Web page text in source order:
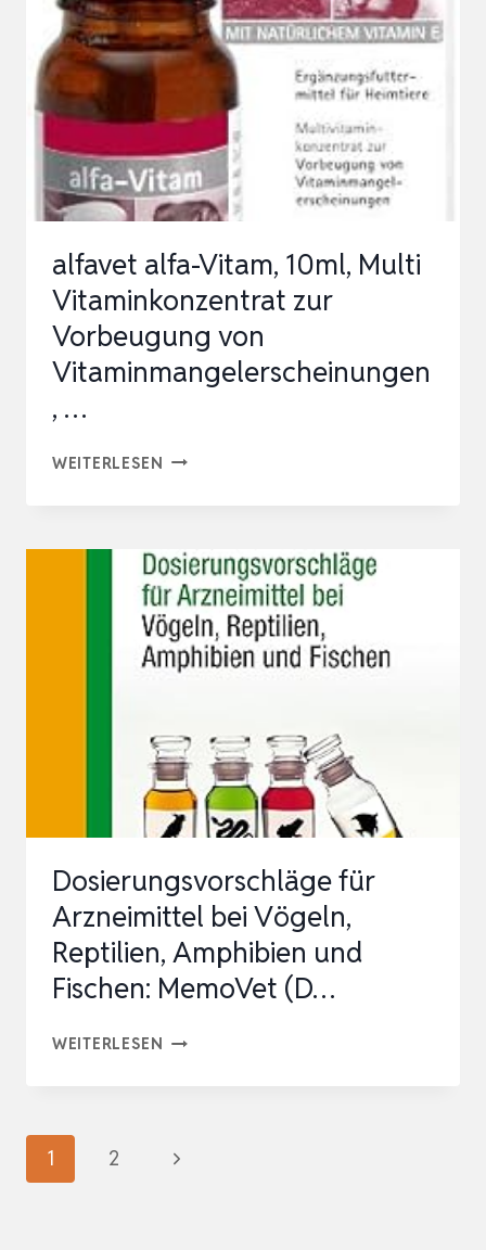
–
UNTERSTÜTZT
DEN
TÄGLICHEN
KALKBEDARF
BEI
ZIERVÖGELN
alfavet alfa-Vitam, 10ml, Multi
Vitaminkonzentrat zur
Vorbeugung von
Vitaminmangelerscheinungen
, …
WEITERLESEN ALFAVET
10ML,
MULTI
VITAMINKONZENTRAT
ZUR
VITAMINMANGELERSCHEINUNGEN,
…
Dosierungsvorschläge für
Arzneimittel bei Vögeln,
Reptilien, Amphibien und
Fischen: MemoVet (D…
WEITERLESEN DOSIERUNGSVORSCHLÄGE
VÖGELN,
Seitennavigation
1 2
Nächste